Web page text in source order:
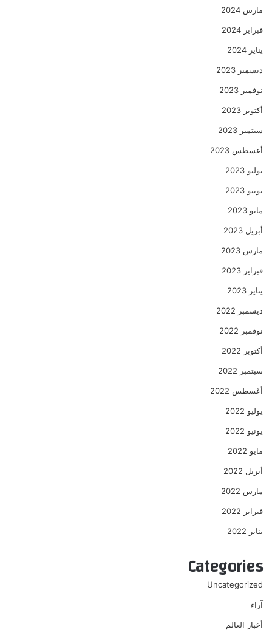
مارس 2024
فبراير 2024
يناير 2024
ديسمبر 2023
نوفمبر 2023
أكتوبر 2023
سبتمبر 2023
أغسطس 2023
يوليو 2023
يونيو 2023
مايو 2023
أبريل 2023
مارس 2023
فبراير 2023
يناير 2023
ديسمبر 2022
نوفمبر 2022
أكتوبر 2022
سبتمبر 2022
أغسطس 2022
يوليو 2022
يونيو 2022
مايو 2022
أبريل 2022
مارس 2022
فبراير 2022
يناير 2022
Categories
Uncategorized
آراء
أخبار العالم